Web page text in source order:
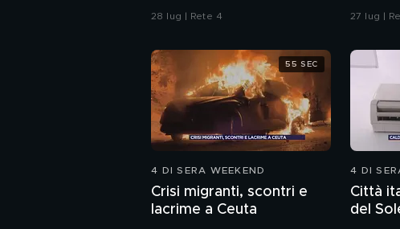
Procura di Pavia non ha
28 lug | Rete 4 27 lug |
4 DI SERA WEEKEND
Crisi migranti, scontri e
lacrime a Ceuta
55 SEC
4 DI
Città
del